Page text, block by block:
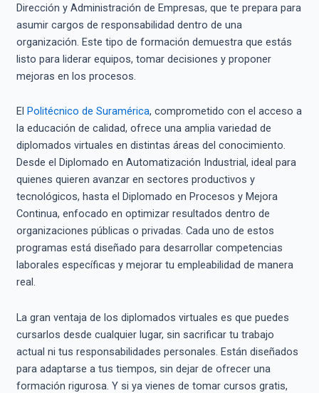
Dirección y Administración de Empresas, que te prepara para
asumir cargos de responsabilidad dentro de una
organización. Este tipo de formación demuestra que estás
listo para liderar equipos, tomar decisiones y proponer
mejoras en los procesos.
El Politécnico de Suramérica, comprometido con el acceso a
la educación de calidad, ofrece una amplia variedad de
diplomados virtuales en distintas áreas del conocimiento.
Desde el Diplomado en Automatización Industrial, ideal para
quienes quieren avanzar en sectores productivos y
tecnológicos, hasta el Diplomado en Procesos y Mejora
Continua, enfocado en optimizar resultados dentro de
organizaciones públicas o privadas. Cada uno de estos
programas está diseñado para desarrollar competencias
laborales específicas y mejorar tu empleabilidad de manera
real.
La gran ventaja de los diplomados virtuales es que puedes
cursarlos desde cualquier lugar, sin sacrificar tu trabajo
actual ni tus responsabilidades personales. Están diseñados
para adaptarse a tus tiempos, sin dejar de ofrecer una
formación rigurosa. Y si ya vienes de tomar cursos gratis,